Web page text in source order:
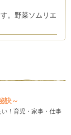
。野菜ソムリエ
読んでくださり
の新顔野菜
読んでくださり
訣～
！育児・家事・仕事